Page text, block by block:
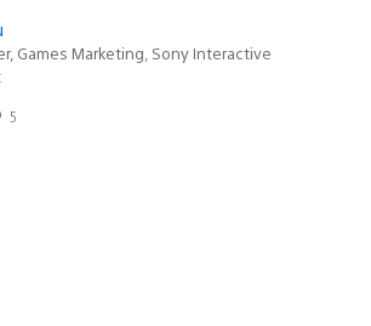
Games Marketing, Sony Interactive
5